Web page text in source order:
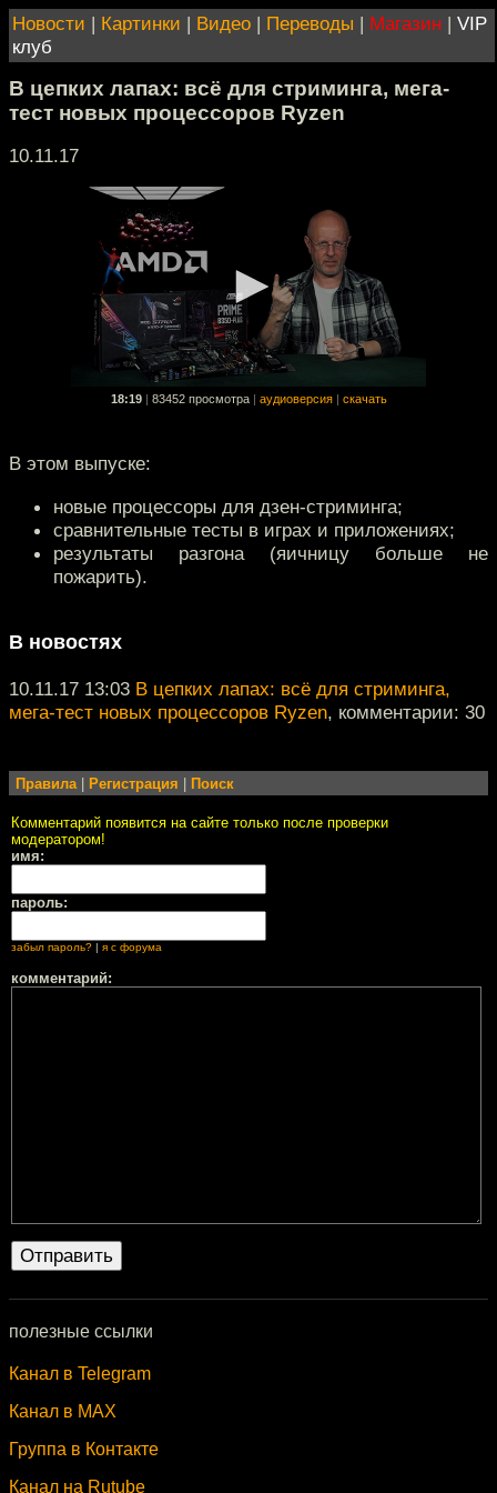
Новости | Картинки | Видео | Переводы | Магазин | VIP
клуб
В цепких лапах: всё для стриминга, мега-
тест новых процессоров Ryzen
10.11.17
18:19 83452 просмотра аудиоверсия скачать
В этом выпуске:
новые процессоры для дзен-стриминга;
сравнительные тесты в играх и приложениях;
результаты разгона (яичницу больше не
пожарить).
В новостях
10.11.17 13:03 В цепких лапах: всё для стриминга,
мега-тест новых процессоров Ryzen, комментарии: 30
Правила| Регистрация Поиск
Комментарий появится на сайте только после проверки
модератором!
имя:
пароль:
забыл пароль? | я с форума
комментарий:
полезные ссылки
Канал в Telegram
Канал в MAX
Группа в Контакте
Канал на Rutube